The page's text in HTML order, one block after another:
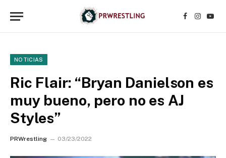
Facebook
NOTICIAS
Ric Flair: “Bryan Danielson es
muy bueno, pero no es AJ
Styles”
PRWrestling 03/23/2022